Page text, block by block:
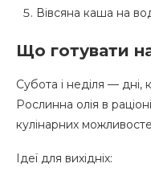
Вівсяна каша на
Що готувати
Субота і неділя — дні,
Рослинна олія в
кулінарних
Ідеї для вихідніх: